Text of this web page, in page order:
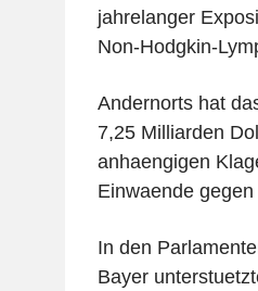
jahrelanger
Non-Hodgkin-
Andernorts hat
7,25 Milliarden
anhaengigen
Einwaende
In den
Bayer